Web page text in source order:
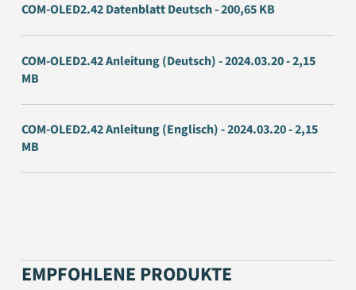
COM-OLED2.42 Datenblatt Deutsch - 200,65 KB
COM-OLED2.42 Anleitung (Deutsch) - 2024.03.20 - 2,15
MB
COM-OLED2.42 Anleitung (Englisch) - 2024.03.20 - 2,15
MB
EMPFOHLENE PRODUKTE